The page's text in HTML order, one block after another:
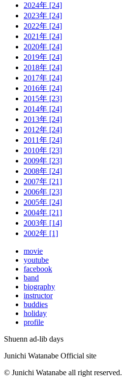
2024年 [24]
2023年 [24]
2022年 [24]
2021年 [24]
2020年 [24]
2019年 [24]
2018年 [24]
2017年 [24]
2016年 [24]
2015年 [23]
2014年 [24]
2013年 [24]
2012年 [24]
2011年 [24]
2010年 [23]
2009年 [23]
2008年 [24]
2007年 [21]
2006年 [23]
2005年 [24]
2004年 [21]
2003年 [14]
2002年 [1]
movie
youtube
facebook
band
biography
instructor
buddies
holiday
profile
Shuenn ad-lib days
Junichi Watanabe Official site
© Junichi Watanabe all right reserved.